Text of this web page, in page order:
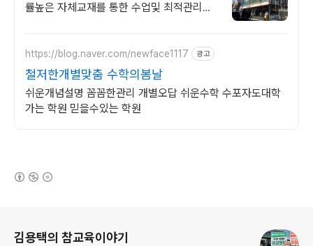
률높은 자체교재를 통한 수업및 최적관리학
https://blog.naver.com/newface1117 광고
철저한개별맞춤 수학의봄날
쉬운개념설명 꼼꼼한관리 개별오답 쉬운수학 수포자도대학
가는 학원 믿을수있는 학원
김용택의 참교육이야기